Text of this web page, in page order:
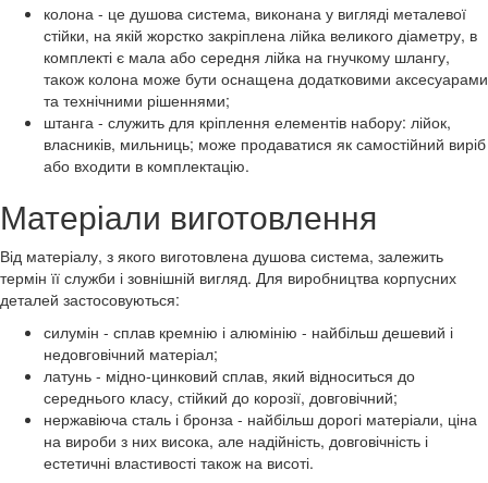
колона - це душова система, виконана у вигляді металевої
стійки, на якій жорстко закріплена лійка великого діаметру, в
комплекті є мала або середня лійка на гнучкому шлангу,
також колона може бути оснащена додатковими аксесуарами
та технічними рішеннями;
штанга - служить для кріплення елементів набору: лійок,
власників, мильниць; може продаватися як самостійний виріб
або входити в комплектацію.
Матеріали виготовлення
Від матеріалу, з якого виготовлена душова система, залежить
термін її служби і зовнішній вигляд. Для виробництва корпусних
деталей застосовуються:
силумін - сплав кремнію і алюмінію - найбільш дешевий і
недовговічний матеріал;
латунь - мідно-цинковий сплав, який відноситься до
середнього класу, стійкий до корозії, довговічний;
нержавіюча сталь і бронза - найбільш дорогі матеріали, ціна
на вироби з них висока, але надійність, довговічність і
естетичні властивості також на висоті.